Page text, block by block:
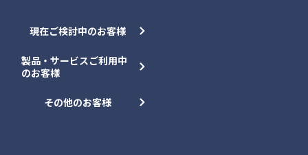
現在ご検討中のお客様
製品・サービスご利用中
のお客様
その他のお客様